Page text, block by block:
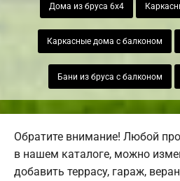
Дома из бруса 6х4
Каркасные дома с балконом
Бани из бруса с балконом
Обратите внимание! Любой
в нашем каталоге, можно
добавить террасу, гараж,